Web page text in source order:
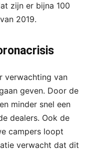
zijn er bijna 100
2019.
verwachting van
geven. Door de
minder snel een
dealers. Ook de
campers loopt
verwacht dat dit